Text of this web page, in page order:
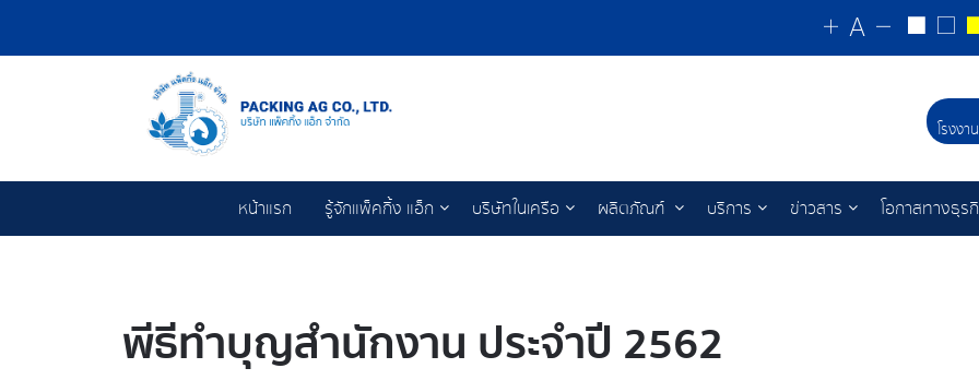
โรงงา
หน้าแรก รู้จักแพ็คกิ้ง แอ็ก บริษัทในเครือ ผลิตภัณฑ์ บริการ ข่าวสาร โอกาสทางธุร
พีธีทำบุญสำนักงาน ประจำปี 2562